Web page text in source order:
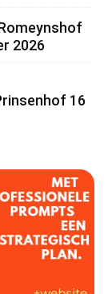
2026
16